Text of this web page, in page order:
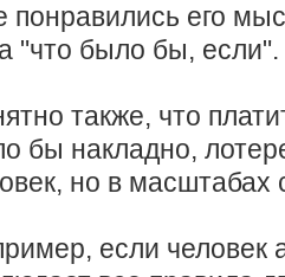
понравились его
"что было бы, если".
также, что
бы накладно,
но в
если человек